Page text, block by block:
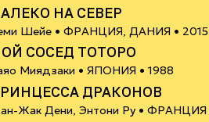
НА СЕВЕР
Шейе • ФРАНЦИЯ, ДАНИЯ • 2015
СОСЕД ТОТОРО
Миядзаки • ЯПОНИЯ • 1988
ДРАКОНОВ
Жак Дени, Энтони Ру • ФРАНЦИЯ